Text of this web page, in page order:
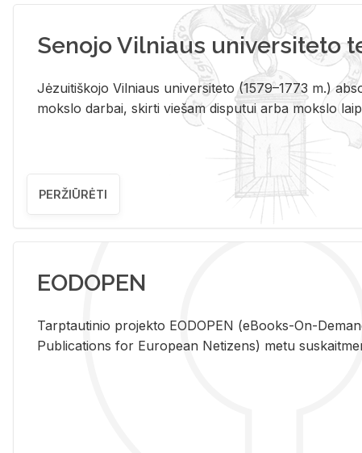
Senojo Vilniaus universiteto
Jėzuitiškojo Vilniaus universiteto (1579–1773 m.)
mokslo darbai, skirti viešam disputui arba mokslo
PERŽIŪRĖTI
EODOPEN
Tarp­tau­ti­nio pro­jek­to EO­DO­PEN (eBo­oks-On-
Pub­li­ca­tions for Eu­ro­pe­an Ne­ti­zens) metu